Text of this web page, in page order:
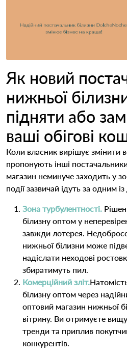
Як новий
нижньої
підняти або
ваші обігові
Коли власник вирішує змінити
пропонують інші
магазин неминуче заходить у
події зазвичай ідуть за одним
Зона турбулентності.
білизну оптом у
завжди лотерея.
нижньої білизни може
надіслати неходові
збиратимуть пил.
Комерційний зліт.
білизну оптом через
оптовий магазин нижньої
вітрину. Ви отримуєте
тренди та приплив
конкурентів.